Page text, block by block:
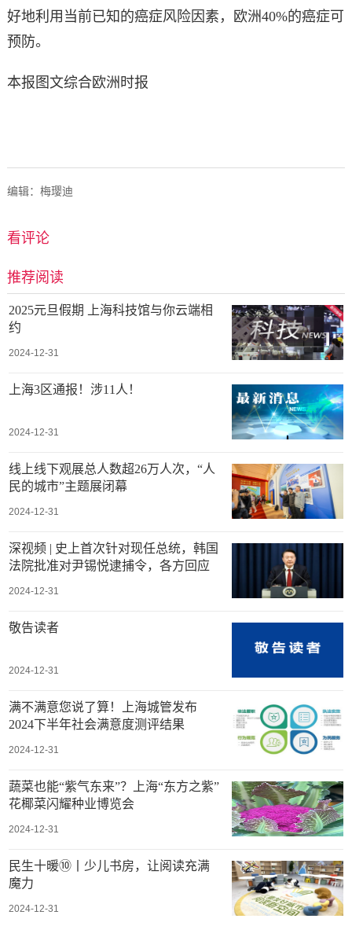
好地利用当前已知的癌症风险因素，欧洲40%的癌症可
预防。
本报图文综合欧洲时报
编辑：梅璎迪
看评论
推荐阅读
2025元旦假期 上海科技馆与你云端相
约
2024-12-31
上海3区通报！涉11人！
2024-12-31
线上线下观展总人数超26万人次，“人
民的城市”主题展闭幕
2024-12-31
深视频 | 史上首次针对现任总统，韩国
法院批准对尹锡悦逮捕令，各方回应
2024-12-31
敬告读者
2024-12-31
满不满意您说了算！上海城管发布
2024下半年社会满意度测评结果
2024-12-31
蔬菜也能“紫气东来”？上海“东方之紫”
花椰菜闪耀种业博览会
2024-12-31
民生十暖⑩丨少儿书房，让阅读充满
魔力
2024-12-31